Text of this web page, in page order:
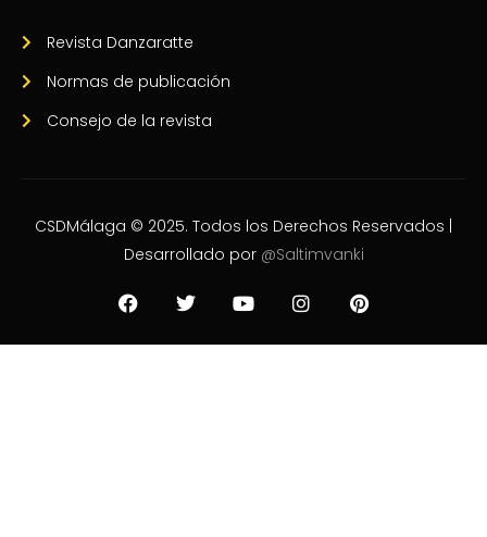
Revista Danzaratte
Normas de publicación
Consejo de la revista
CSDMálaga © 2025. Todos los Derechos Reservados |
Desarrollado por @Saltimvanki